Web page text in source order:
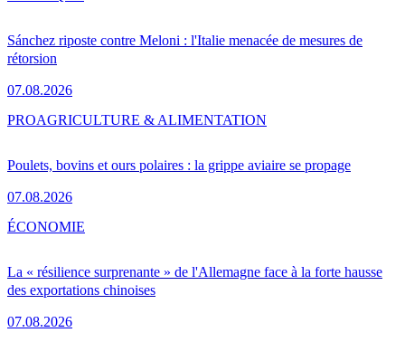
Sánchez riposte contre Meloni : l'Italie menacée de mesures de
rétorsion
07.08.2026
Poulets, bovins et ours polaires : la grippe aviaire se propage
07.08.2026
PROAGRICULTURE & ALIMENTATION
La « résilience surprenante » de l'Allemagne face à la forte hausse
des exportations chinoises
07.08.2026
ÉCONOMIE